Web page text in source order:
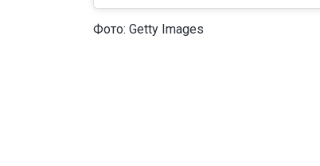
Фото: Getty Images